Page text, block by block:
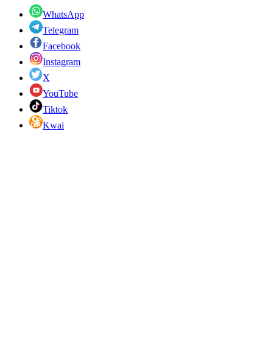
WhatsApp
Telegram
Facebook
Instagram
X
YouTube
Tiktok
Kwai